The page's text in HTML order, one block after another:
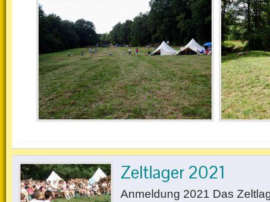
Zeltlager 2021
Anmeldung 2021 Das